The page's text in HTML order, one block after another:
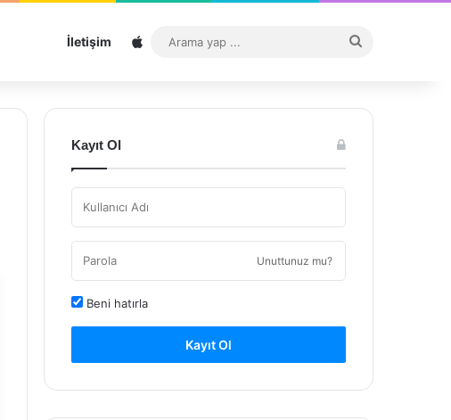
İletişim Sitemap
...
Kayıt Ol
Unuttunuz mu?
Beni hatırla
Kayıt Ol